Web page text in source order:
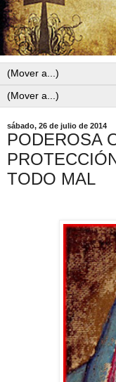
sábado, 26 de julio de 2014
PODEROSA
TODO MAL